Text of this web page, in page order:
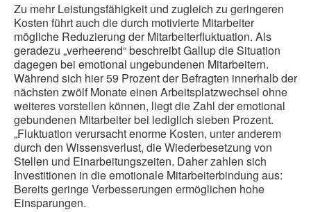
Zu mehr Leistungsfähigkeit und zugleich zu geringeren
Kosten führt auch die durch motivierte Mitarbeiter
mögliche Reduzierung der Mitarbeiterfluktuation. Als
geradezu „verheerend“ beschreibt Gallup die Situation
dagegen bei emotional ungebundenen Mitarbeitern.
Während sich hier 59 Prozent der Befragten innerhalb der
nächsten zwölf Monate einen Arbeitsplatzwechsel ohne
weiteres vorstellen können, liegt die Zahl der emotional
gebundenen Mitarbeiter bei lediglich sieben Prozent.
„Fluktuation verursacht enorme Kosten, unter anderem
durch den Wissensverlust, die Wiederbesetzung von
Stellen und Einarbeitungszeiten. Daher zahlen sich
Investitionen in die emotionale Mitarbeiterbindung aus:
Bereits geringe Verbesserungen ermöglichen hohe
Einsparungen.